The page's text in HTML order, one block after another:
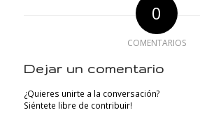
0
COMENTARIOS
Dejar un comentario
¿Quieres unirte a la conversación?
Siéntete libre de contribuir!